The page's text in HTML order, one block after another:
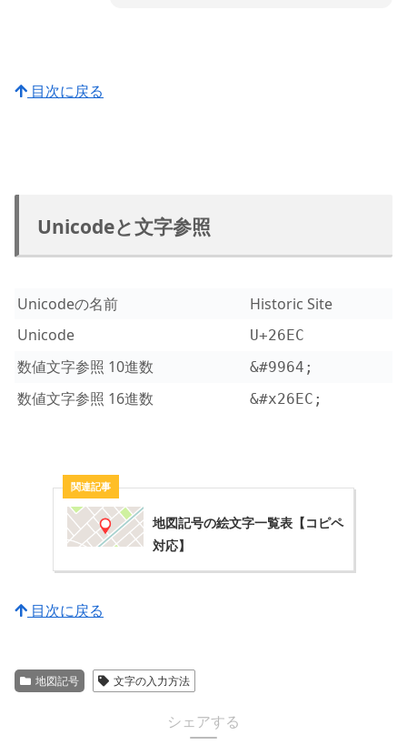
目次に戻る
Unicodeと文字参照
Unicodeの名前
Historic Site
Unicode
U+26EC
数値文字参照 10進数 &#9964;
数値文字参照 16進数 &#x26EC;
地図記号の絵文字一覧表【コピペ
対応】
目次に戻る
地図記号 文字の入力方法
シェアする